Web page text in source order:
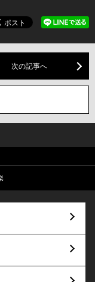
次の記事へ